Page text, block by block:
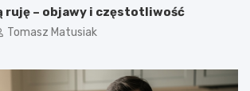
ruję – objawy i częstotliwość
Tomasz Matusiak